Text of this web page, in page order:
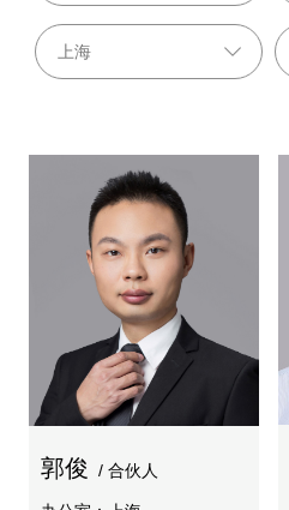
郭俊 / 合伙人